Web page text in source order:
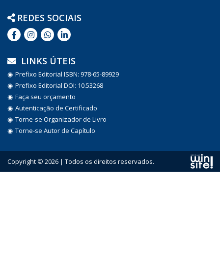
REDES SOCIAIS
LINKS ÚTEIS
Prefixo Editorial ISBN: 978-65-89929
Prefixo Editorial DOI: 10.53268
Faça seu orçamento
Autenticação de Certificado
Torne-se Organizador de Livro
Torne-se Autor de Capítulo
Copyright © 2026 | Todos os direitos reservados.